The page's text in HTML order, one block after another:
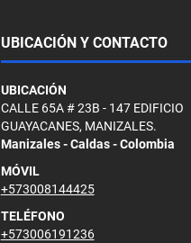
UBICACIÓN Y CONTACTO
UBICACIÓN
CALLE 65A # 23B - 147 EDIFICIO
GUAYACANES, MANIZALES.
Manizales - Caldas - Colombia
MÓVIL
+573008144425
TELÉFONO
+573006191236